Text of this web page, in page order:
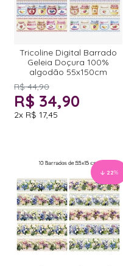
Tricoline Digital Barrado
Geleia Doçura 100%
algodão 55x150cm
R$ 44,90
R$ 34,90
2x R$ 17,45
22%